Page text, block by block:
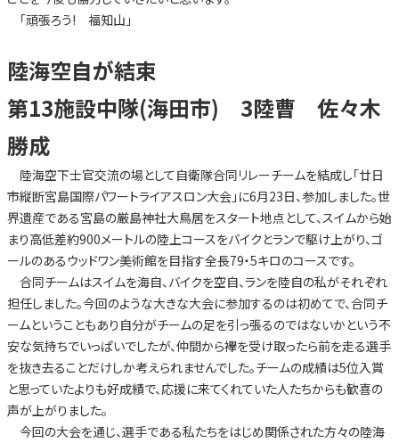
「頑張ろう! 福知山」
陸海空自が結束
第13施設中隊(海田市) 3陸曹 佐々木
勝成
陸海空下士官交流の場として自衛隊合同リレーチームを結成し「廿日
市縦断宮島国際パワートライアスロン大会」に6月23日、参加しました。世
界遺産である宮島の厳島神社大鳥居をスタート地点として、スイムから始
まり高低差約900メートルの陸上コースをバイクとランで駆け上がり、ゴ
ールのあるウッドワン美術館を目指す全長79・5キロのコースです。
合同チームはスイムを海自、バイクを空自、ランを陸自の私がそれぞれ
担任しました。今回のような大きな大会に参加するのは初めてで、合同チ
ームということもあり自分がチームの足を引っ張るのではないかという不
安な気持ちでいっぱいでしたが、仲間から襷を受け取ったら前を走る選手
を抜き去ることだけしか考えられませんでした。チームの成績は5位入賞
と思っていたよりも好成績で、応援に来てくれていた人たちからも歓喜の
声が上がりました。
今回の大会を通じ、選手である私たちをはじめ関係された方々の陸海